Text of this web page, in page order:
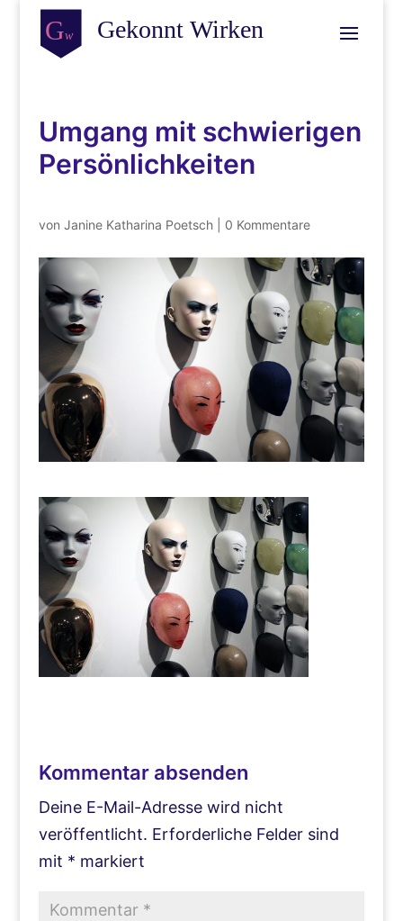
Umgang mit schwierigen
Persönlichkeiten
von Janine Katharina Poetsch| 0 Kommentare
Kommentar absenden
Deine E-Mail-Adresse wird nicht
veröffentlicht. Erforderliche Felder sind
mit * markiert